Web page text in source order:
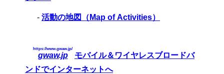
- 活動の地図（Map of Activities）
gwaw.jp
https://www.gwaw.jp/
モバイル＆ワイヤレスブロードバ
ンドでインターネットへ